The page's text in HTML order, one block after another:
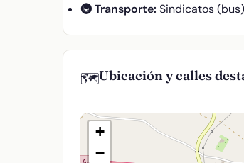
🚇 Transporte: Sindicatos
🗺️Ubicación y calles
+
−